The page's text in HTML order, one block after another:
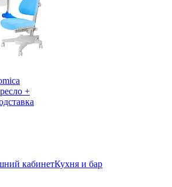
+
кабинетКухня и бар